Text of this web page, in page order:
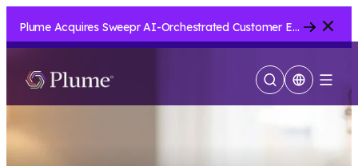
Plume Acquires Sweepr AI-Orchestrated Customer Experience Platform for ISPs..... Close
Suche
anzeigen
Menu